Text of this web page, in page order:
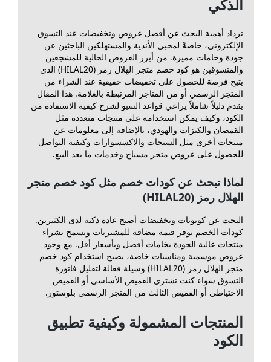
الذكي
تزداد أهمية البحث عن أفضل عروض وتخفيضات عند التسوق
الإلكتروني، خاصةً لمحبي الأندية والمستهلكين الباحثين عن
جودة وخامات مميزة. من أبرز العروض الحالية للمشجعين
والمتسوقين هو كود خصم متجر الهلال رمز (HILAL20) الذي
يتيح فرصة للحصول على تخفيضات حقيقية عند الشراء من
المتجر الرسمي أو من المتاجر المرتبطة بالعلامة. هذا المقال
يقدم دليلاً شاملاً يراعي قواعد السيو لشرح كيفية الاستفادة من
الكود، وكيف يمكن استخدامه على منتجات متعددة مثل
القمصان والكنزات والهودي، بالإضافة إلى معلومات عن
منتجات أخرى مثل السبحات والاكسسوارات وكيفية التواصل
للحصول على عروض متجر مسباح وخدمات ما بعد البيع.
لماذا تبحث عن كودات خصم مثل كود خصم متجر
الهلال رمز (HILAL20)
البحث عن كوبونات وتخفيضات أصبح عادة ذكية لدى الكثيرين.
كودات الخصم توفر قيمة مضافة للمشتريات وتسمح بشراء
منتجات عالية الجودة بخامات أفضل وبأسعار أقل. مع وجود
عروض موسمية ومناسبات خاصة، يصبح استخدام كود خصم
متجر الهلال رمز (HILAL20) وسيلة فعالة لتقليل فاتورة
التسوق سواء كنت تشتري القميص الأساسي أو القميص
الاحتياطي أو القميص الثالث من المتجر الرسمي بلوستور.
المنتجات المشمولة وكيفية تطبيق
الكود